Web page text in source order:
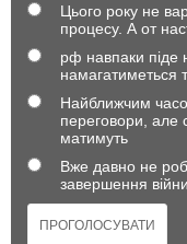
Цього року не
процесу. А от
рф навпаки піде
намагатиметься
Найближчим
переговори, але
матимуть
Вже давно не
завершення війни